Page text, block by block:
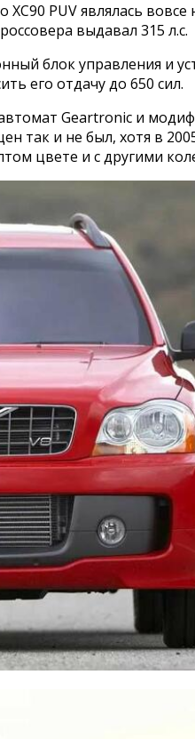
PUV являлась
выдавал 315 л.с.
блок управления и
его отдачу до 650 сил.
Geartronic и
так и не был, хотя в
цвете и с другими